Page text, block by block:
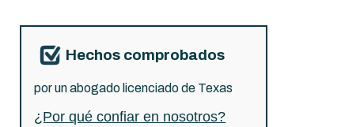
Hechos comprobados
por un abogado licenciado de Texas
¿Por qué confiar en nosotros?